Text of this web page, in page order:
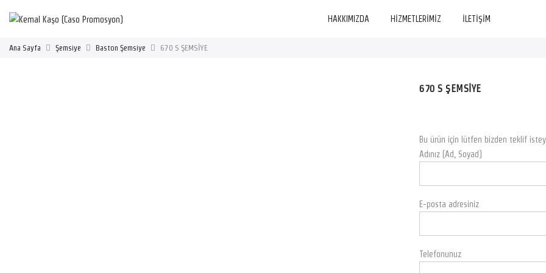
HAKKIMIZDA HİZMETLERİMİZ İLETİŞİM
Ana Sayfa Şemsiye Baston Şemsiye 670 S ŞEMSİYE
670 S ŞEMSİYE
Bu ürün için lütfen bizden teklif
Adınız (Ad, Soyad)
E-posta adresiniz
Telefonunuz